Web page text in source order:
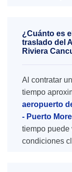
¿Cuánto es
traslado del
Riviera
Al contratar
tiempo
aeropuerto
- Puerto
tiempo puede
condiciones